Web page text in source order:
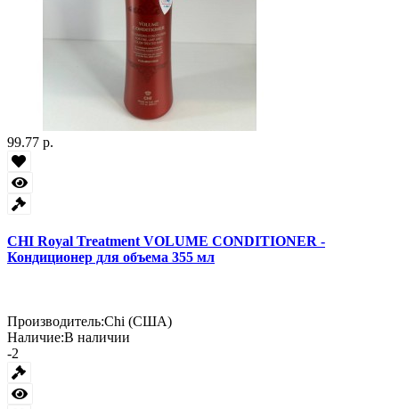
99.77 р.
CHI Royal Treatment VOLUME CONDITIONER -
Кондиционер для объема 355 мл
Производитель:Chi (США)
Наличие:В наличии
-2